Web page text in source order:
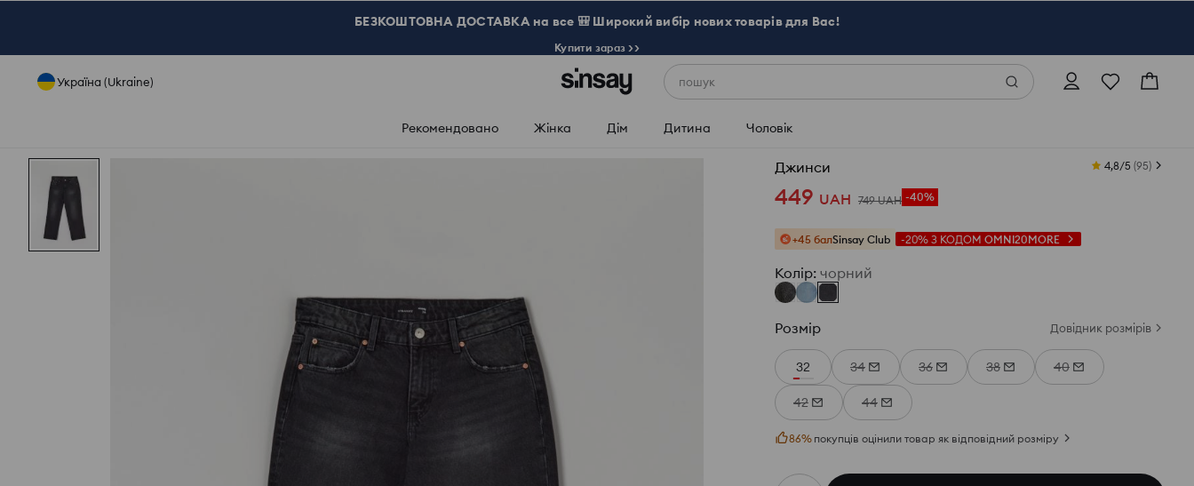
БЕЗКОШТОВНА ДОСТАВКА на все 🎒 Широкий вибір нових товарів для Вас!
Купити зараз >>
Україна (Ukraine) пошук
Рекомендовано Жінка Дім Дитина Чоловік
Джинси 4,8/5 (95)
449 UAH 749 UAH -40%
+45 балSinsay Club -20% З КОДОМ OMNI20MORE
Колір: чорний
Розмір Довідник розмірів
32 34 36 38 40
42 44
86% покупців оцінили товар як відповідний розміру